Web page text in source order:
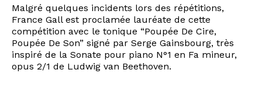
Malgré quelques incidents lors des répétitions,
France Gall est proclamée lauréate de cette
compétition avec le tonique “Poupée De Cire,
Poupée De Son” signé par Serge Gainsbourg, très
inspiré de la Sonate pour piano N°1 en Fa mineur,
opus 2/1 de Ludwig van Beethoven.